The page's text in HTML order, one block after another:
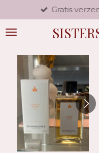
direct
naar
hoofdinhoud
Gratis